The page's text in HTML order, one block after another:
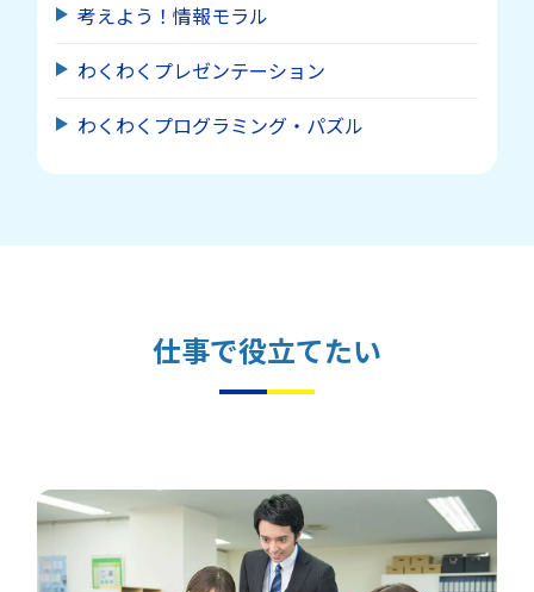
考えよう！情報モラル
わくわくプレゼンテーション
わくわくプログラミング・パズル
仕事で役立てたい